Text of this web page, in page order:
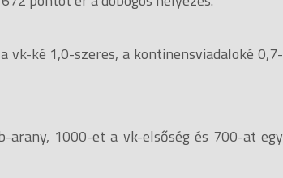
vk-ké 1,0-szeres, a kontinensviadaloké 0,7-
1000-et a vk-elsőség és 700-at egy